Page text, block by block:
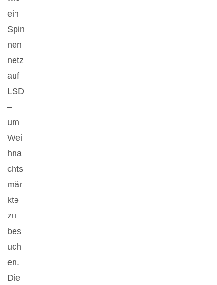
ein
Spin
nen
netz
auf
LSD
–
um
Wei
hna
chts
mär
kte
zu
bes
uch
en.
Die